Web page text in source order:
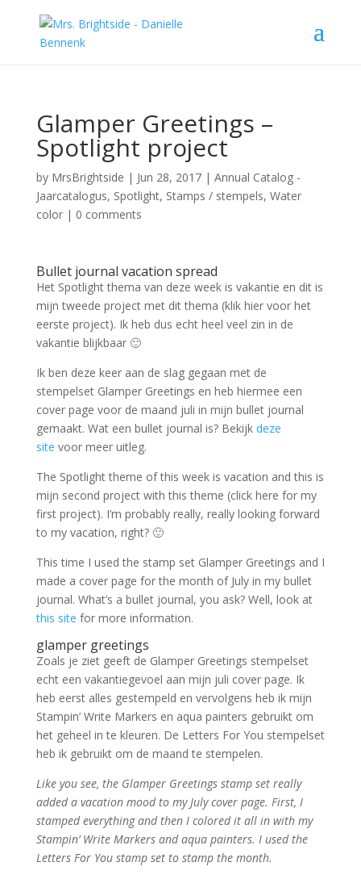
Glamper Greetings –
Spotlight project
by MrsBrightside | Jun 28, 2017| Annual Catalog -
Jaarcatalogus, Spotlight, Stamps / stempels, Water
color| 0 comments
Bullet journal vacation spread
Het Spotlight thema van deze week is vakantie en dit is
mijn tweede project met dit thema (klik hier voor het
eerste project). Ik heb dus echt heel veel zin in de
vakantie blijkbaar 🙂
Ik ben deze keer aan de slag gegaan met de
stempelset Glamper Greetings en heb hiermee een
cover page voor de maand juli in mijn bullet journal
gemaakt. Wat een bullet journal is? Bekijk deze
site voor meer uitleg.
The Spotlight theme of this week is vacation and this is
mijn second project with this theme (click here for my
first project). I’m probably really, really looking forward
to my vacation, right? 🙂
This time I used the stamp set Glamper Greetings and I
made a cover page for the month of July in my bullet
journal. What’s a bullet journal, you ask? Well, look at
this site for more information.
glamper greetings
Zoals je ziet geeft de Glamper Greetings stempelset
echt een vakantiegevoel aan mijn juli cover page. Ik
heb eerst alles gestempeld en vervolgens heb ik mijn
Stampin’ Write Markers en aqua painters gebruikt om
het geheel in te kleuren. De Letters For You stempelset
heb ik gebruikt om de maand te stempelen.
Like you see, the Glamper Greetings stamp set really
added a vacation mood to my July cover page. First, I
stamped everything and then I colored it all in with my
Stampin’ Write Markers and aqua painters. I used the
Letters For You stamp set to stamp the month.